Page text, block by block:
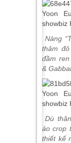
Nàng
thảm
đầm
&
Dù
áo crop
thiết kế